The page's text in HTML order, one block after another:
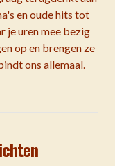
en oude hits tot
je uren mee bezig
op en brengen ze
ons allemaal.